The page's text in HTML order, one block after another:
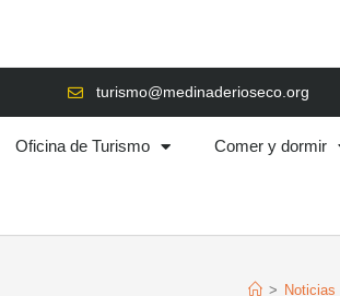
turismo@medinaderioseco.org
Oficina de Turismo Comer y dormir
> Noticias